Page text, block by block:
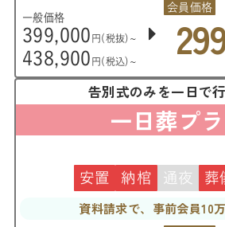
一般価格
399,000 円(税抜)~
438,900 円(税込)~
会員価格
告別式のみを一日で
一日葬プ
安置 納棺 通夜 葬
資料請求で、事前会員10